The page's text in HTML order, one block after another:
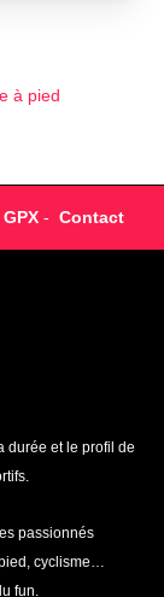
- Contact
durée et le profil de
passionnés
cyclisme…
fun.